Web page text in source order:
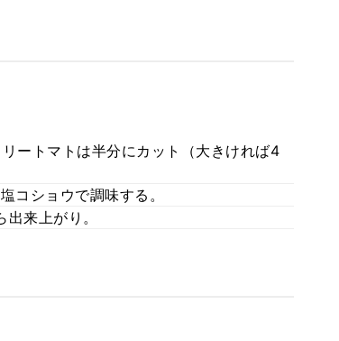
ートマトは半分にカット（大きければ4
コショウで調味する。
来上がり。